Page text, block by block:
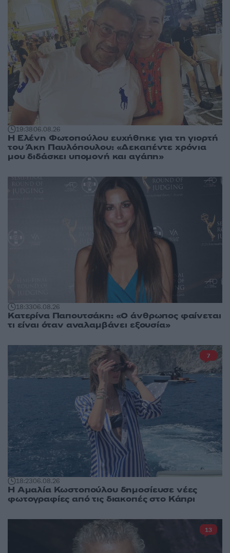
19:3806.08.26
Η Ελένη Φωτοπούλου ευχήθηκε για τη γιορτή
του Άκη Παυλόπουλου: «Δεκαπέντε χρόνια
μου διδάσκει υπομονή και αγάπη»
18:3306.08.26
Κατερίνα Παπουτσάκη: «Ο άνθρωπος φαίνεται
τι είναι όταν αναλαμβάνει εξουσία»
18:2306.08.26
Η Αμαλία Κωστοπούλου δημοσίευσε νέες
φωτογραφίες από τις διακοπές στο Κάπρι
7
13